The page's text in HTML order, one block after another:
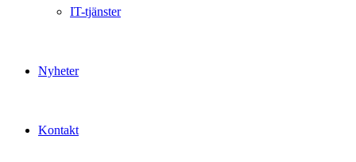
IT-tjänster
Nyheter
Kontakt